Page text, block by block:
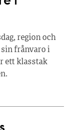
region och
frånvaro i
ett klasstak